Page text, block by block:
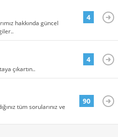
hakkında güncel
4
çıkartın..
4
tüm sorularınız ve
90